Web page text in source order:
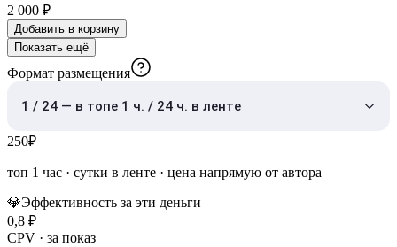
2 000 ₽
Добавить в корзину
Показать ещё
Формат размещения
1 / 24 — в топе 1 ч. / 24 ч. в ленте
250₽
топ 1 час · сутки в ленте · цена напрямую от автора
💎Эффективность за эти деньги
0,8 ₽
CPV · за показ